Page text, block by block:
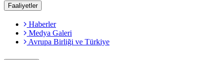
Faaliyetler
Haberler
Medya Galeri
Avrupa Birliği ve Türkiye